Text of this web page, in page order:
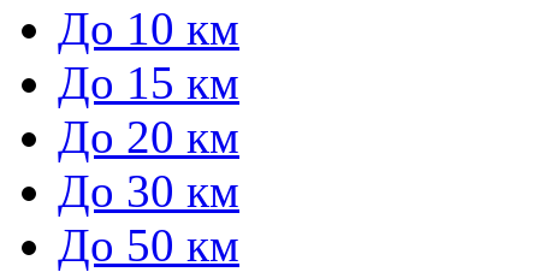
До 10 км
До 15 км
До 20 км
До 30 км
До 50 км